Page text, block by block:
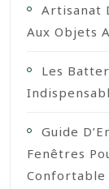
Artisanat
Aux Objets
Les
Guide
Fenêtres
Confortable